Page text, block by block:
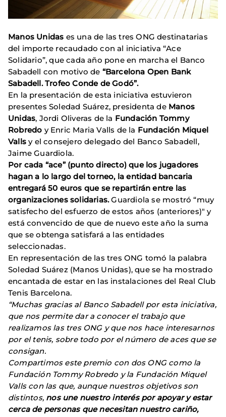
Manos Unidas es una de las tres ONG destinatarias
del importe recaudado con al iniciativa “Ace
Solidario”, que cada año pone en marcha el Banco
Sabadell con motivo de “Barcelona Open Bank
Sabadell. Trofeo Conde de Godó”.
En la presentación de esta iniciativa estuvieron
presentes Soledad Suárez, presidenta de Manos
Unidas, Jordi Oliveras de la Fundación Tommy
Robredo y Enric Maria Valls de la Fundación Miquel
Valls y el consejero delegado del Banco Sabadell,
Jaime Guardiola.
Por cada “ace” (punto directo) que los jugadores
hagan a lo largo del torneo, la entidad bancaria
entregará 50 euros que se repartirán entre las
organizaciones solidarias.Guardiola se mostró “muy
satisfecho del esfuerzo de estos años (anteriores)" y
está convencido de que de nuevo este año la suma
que se obtenga satisfará a las entidades
seleccionadas.
En representación de las tres ONG tomó la palabra
Soledad Suárez (Manos Unidas), que se ha mostrado
encantada de estar en las instalaciones del Real Club
Tenis Barcelona.
“Muchas gracias al Banco Sabadell por esta iniciativa,
que nos permite dar a conocer el trabajo que
realizamos las tres ONG y que nos hace interesarnos
por el tenis, sobre todo por el número de aces que se
consigan.
Compartimos este premio con dos ONG como la
Fundación Tommy Robredo y la Fundación Miquel
Valls con las que, aunque nuestros objetivos son
distintos, nos une nuestro interés por apoyar y estar
cerca de personas que necesitan nuestro cariño,